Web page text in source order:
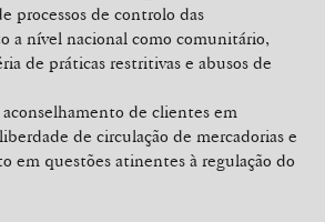
processos de controlo das
a nível nacional como comunitário,
de práticas restritivas e abusos de
de clientes em
de circulação de mercadorias e
em questões atinentes à regulação do